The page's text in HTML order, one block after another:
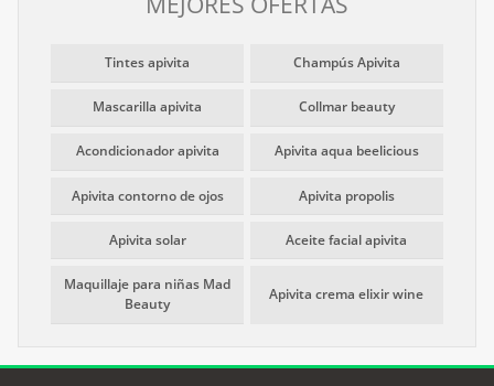
Tintes apivita Champús Apivita
Mascarilla apivita Collmar beauty
Acondicionador apivita Apivita aqua beelicious
Apivita contorno de ojos Apivita propolis
Apivita solar Aceite facial apivita
Maquillaje para niñas Mad
Beauty
Apivita crema elixir wine